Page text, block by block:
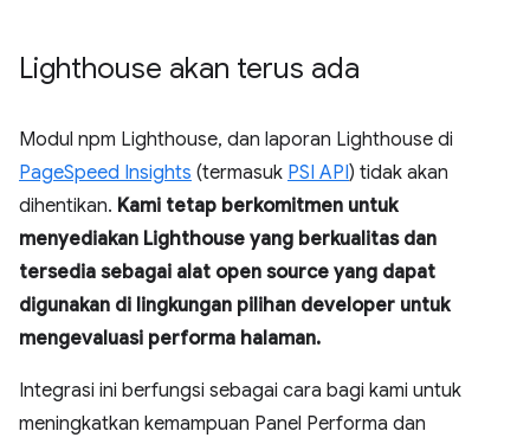
Lighthouse akan terus ada
Modul npm Lighthouse, dan laporan Lighthouse di
PageSpeed Insights (termasuk PSI API) tidak akan
dihentikan. Kami tetap berkomitmen untuk
menyediakan Lighthouse yang berkualitas dan
tersedia sebagai alat open source yang dapat
digunakan di lingkungan pilihan developer untuk
mengevaluasi performa halaman.
Integrasi ini berfungsi sebagai cara bagi kami untuk
meningkatkan kemampuan Panel Performa dan